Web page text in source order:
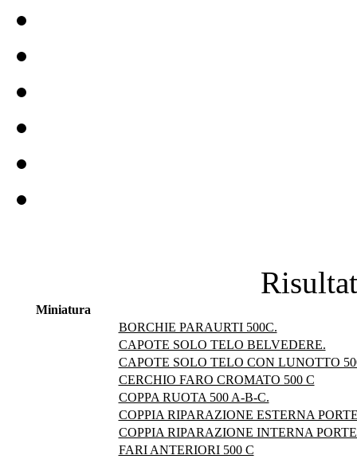
Miniatura
BORCHIE PARAURTI 500C.
CAPOTE SOLO TELO BELVEDERE.
CAPOTE SOLO TELO CON LUNOTTO
CERCHIO FARO CROMATO 500 C
COPPA RUOTA 500 A-B-C.
COPPIA RIPARAZIONE ESTERNA
COPPIA RIPARAZIONE INTERNA
FARI ANTERIORI 500 C